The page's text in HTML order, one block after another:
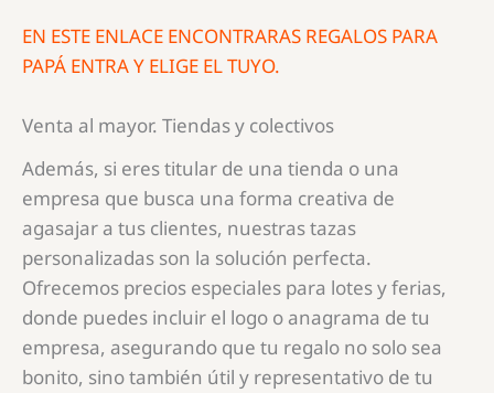
EN ESTE ENLACE ENCONTRARAS REGALOS PARA
PAPÁ ENTRA Y ELIGE EL TUYO.
Venta al mayor. Tiendas y colectivos
Además, si eres titular de una tienda o una
empresa que busca una forma creativa de
agasajar a tus clientes, nuestras tazas
personalizadas son la solución perfecta.
Ofrecemos precios especiales para lotes y ferias,
donde puedes incluir el logo o anagrama de tu
empresa, asegurando que tu regalo no solo sea
bonito, sino también útil y representativo de tu